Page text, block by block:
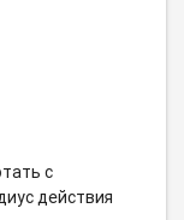
с
действия